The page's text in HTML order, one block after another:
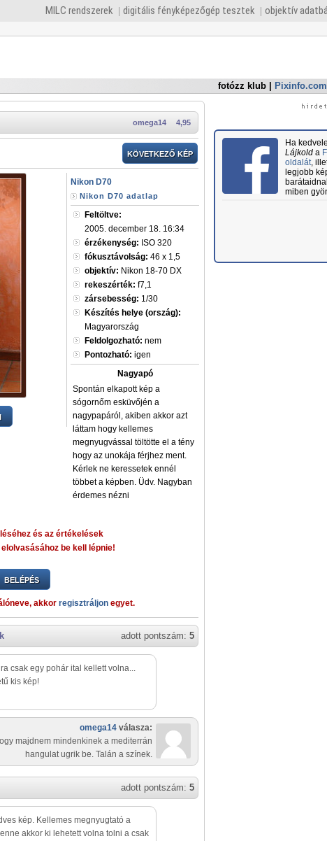
MILC rendszerek digitális fényképezőgép tesztek objektív
fotózz klub
4,95
omega14
KÖVETKEZŐ KÉP
Nikon D70
Nikon D70 adatlap
Feltöltve:
2005. december 18. 16:34
érzékenység: ISO 320
fókusztávolság: 46 x 1,5
objektív: Nikon 18-70 DX
rekeszérték: f7,1
zársebesség: 1/30
Készítés helye (ország):
Magyarország
Feldolgozható: nem
Pontozható: igen
Nagyapó
Spontán elkapott kép a
sógornőm esküvőjén a
nagypapáról, akiben akkor azt
láttam hogy kellemes
megnyugvással töltötte el a tény
hogy az unokája férjhez ment.
Kérlek ne keressetek ennél
többet a képben. Üdv. Nagyban
érdemes nézni
és az értékelések
be kell lépnie!
BELÉPÉS
akkor regisztráljon egyet.
adott pontszám: 5
csak egy pohár ital kellett volna...
kis kép!
omega14 válasza:
majdnem mindenkinek a mediterrán
hangulat ugrik be. Talán a színek.
adott pontszám: 5
kép. Kellemes megnyugtató a
akkor ki lehetett volna tolni a csak
Ha
Lájkolda
oldalát,
legjobb
miben